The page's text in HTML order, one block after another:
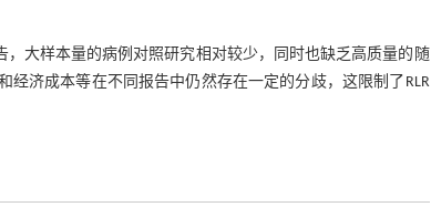
，大样本量的病例对照研究相对较少，同时也缺乏高质量的随
济成本等在不同报告中仍然存在一定的分歧，这限制了RLR